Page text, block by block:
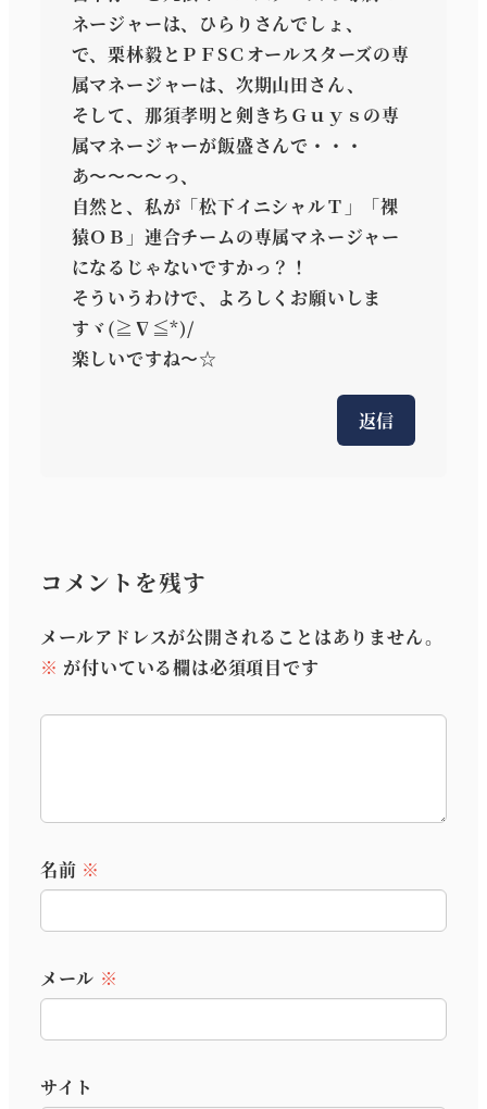
ネージャーは、ひらりさんでしょ、
で、栗林毅とＰＦSＣオールスターズの専
属マネージャーは、次期山田さん、
そして、那須孝明と剣きちＧｕｙｓの専
属マネージャーが飯盛さんで・・・
あ〜〜〜〜っ、
自然と、私が「松下イニシャルＴ」「裸
猿ＯＢ」連合チームの専属マネージャー
になるじゃないですかっ？！
そういうわけで、よろしくお願いしま
すヾ(≧∇≦*)/
楽しいですね〜☆
返信
コメントを残す
メールアドレスが公開されることはありません。
※ が付いている欄は必須項目です
名前 ※
メール ※
サイト